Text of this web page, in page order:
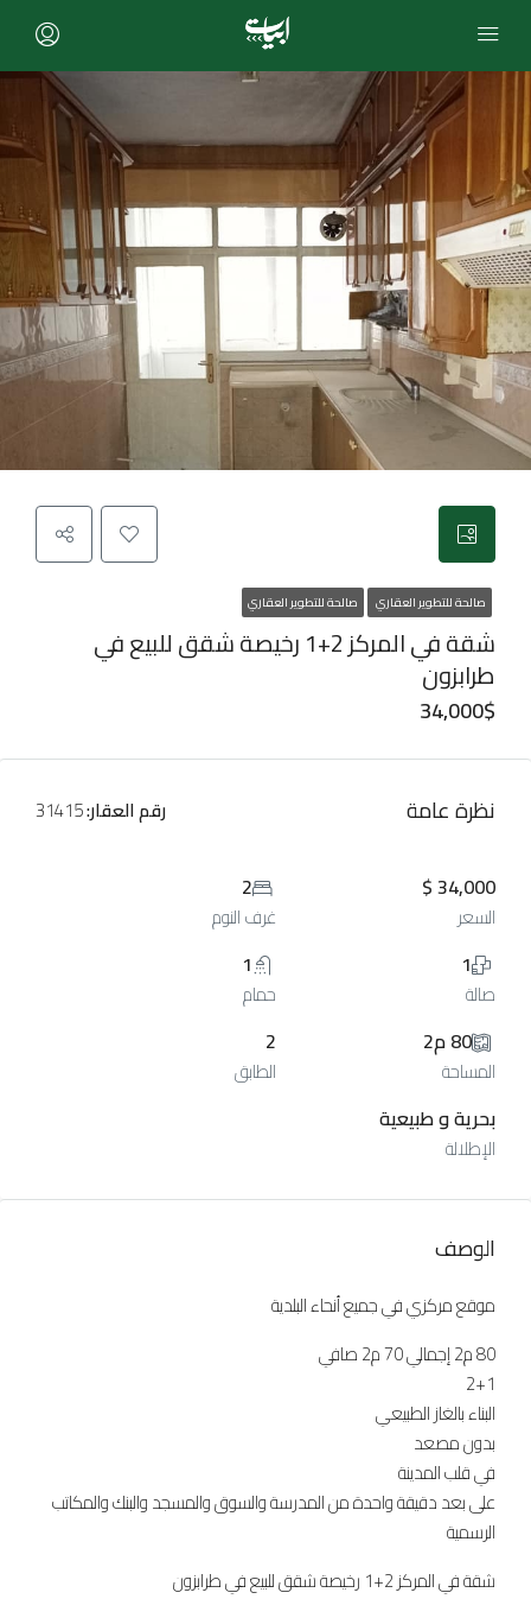
صالحة للتطوير العقاري صالحة للتطوير العقاري
شقة في المركز 2+1 رخيصة شقق للبيع في
طرابزون
34,000$
نظرة عامة رقم العقار:
34,000 $
السعر
2
غرف النوم
1
صالة
1
حمام
80 م2
المساحة
2
الطابق
بحرية و طبيعية
الإطلالة
الوصف
موقع مركزي في جميع أنحاء البلدية
80 م2 إجمالي 70 م2 صافي
2+1
البناء بالغاز الطبيعي
بدون مصعد
في قلب المدينة
على بعد دقيقة واحدة من المدرسة والسوق والمسجد والبنك والمكاتب
الرسمية
شقة في المركز 2+1 رخيصة شقق للبيع في طرابزون